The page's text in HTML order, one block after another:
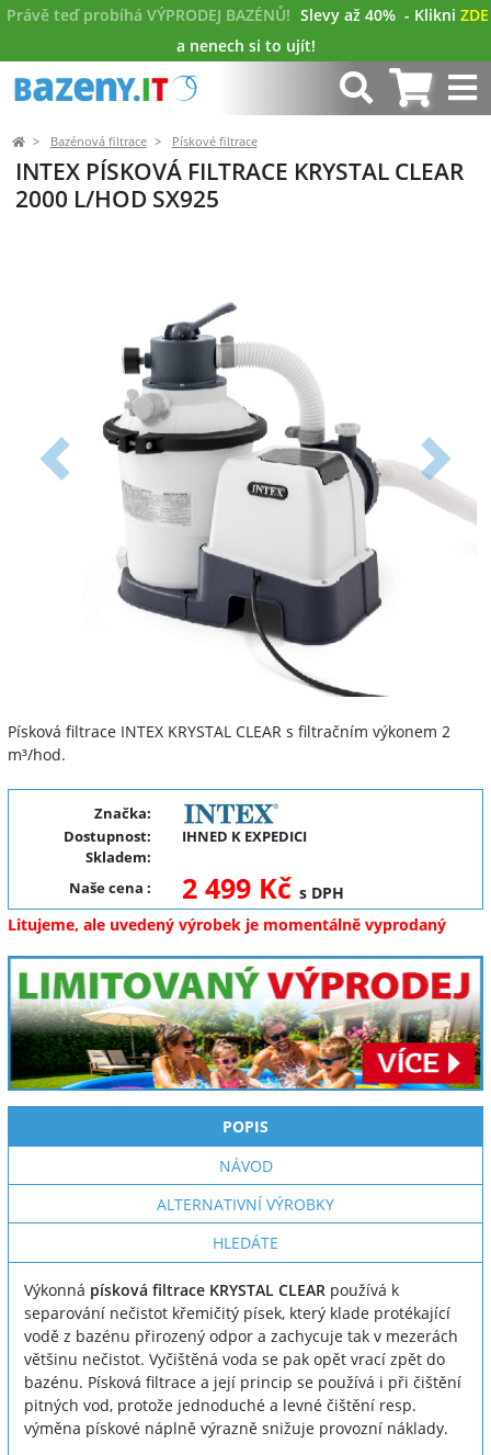
Právě teď probíhá VÝPRODEJ BAZÉNŮ! Slevy až 40% - Klikni ZDE
a nenech si to ujít!
Bazénová filtrace Pískové filtrace
INTEX PÍSKOVÁ FILTRACE KRYSTAL CLEAR
2000 L/HOD SX925
Předchozí Další
Písková filtrace INTEX KRYSTAL CLEAR s filtračním výkonem 2
m³/hod.
Značka:
Dostupnost:
IHNED K EXPEDICI
Skladem:
Naše cena : 2 499 Kč s DPH
Litujeme, ale uvedený výrobek je momentálně vyprodaný
POPIS
NÁVOD
ALTERNATIVNÍ VÝROBKY
HLEDÁTE
Výkonná písková filtrace KRYSTAL CLEAR používá k
separování nečistot křemičitý písek, který klade protékající
vodě z bazénu přirozený odpor a zachycuje tak v mezerách
většinu nečistot. Vyčištěná voda se pak opět vrací zpět do
bazénu. Písková filtrace a její princip se používá i při čištění
pitných vod, protože jednoduché a levné čištění resp.
výměna pískové náplně výrazně snižuje provozní náklady.